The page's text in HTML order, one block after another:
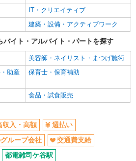
タッフ/tkYU41993a
NEW
売
【月給例】時給1,540円 実働
日勤務の場合「254,100円」※月収例は一
ご経験により異なります。
9569 東京都豊島区南池袋1丁目28－1I
詳細を見る
タッフ/tkNY42152a
売
【月給例】時給1,470円×実働
ッション・アパレル
プ会
交通費支給
IT・クリエイティブ
建築・設備・アクティブワーク
バイト・アルバイト・パートを探す
美容師・ネイリスト・まつげ施術
助産
保育士・保育補助
食品・試食販売
収入・高額
週払い
ループ会社
交通費支給
都電雑司ケ谷駅